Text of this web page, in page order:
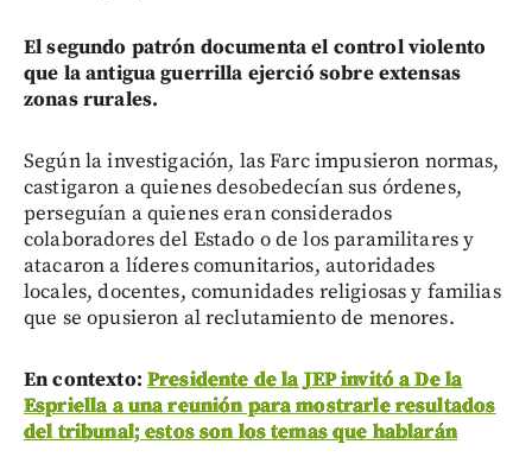
El segundo patrón documenta el control violento
que la antigua guerrilla ejerció sobre extensas
zonas rurales.
Según la investigación, las Farc impusieron normas,
castigaron a quienes desobedecían sus órdenes,
perseguían a quienes eran considerados
colaboradores del Estado o de los paramilitares y
atacaron a líderes comunitarios, autoridades
locales, docentes, comunidades religiosas y familias
que se opusieron al reclutamiento de menores.
En contexto: Presidente de la JEP invitó a De la
Espriella a una reunión para mostrarle resultados
del tribunal; estos son los temas que hablarán